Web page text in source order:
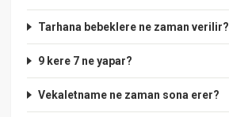
Tarhana bebeklere ne zaman verilir?
9 kere 7 ne yapar?
Vekaletname ne zaman sona erer?